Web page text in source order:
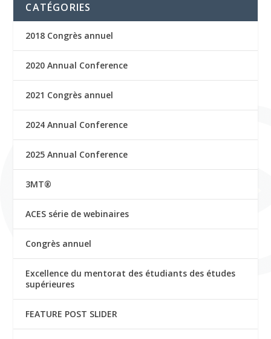
CATÉGORIES
2018 Congrès annuel
2020 Annual Conference
2021 Congrès annuel
2024 Annual Conference
2025 Annual Conference
3MT®
ACES série de webinaires
Congrès annuel
Excellence du mentorat des étudiants des études
supérieures
FEATURE POST SLIDER